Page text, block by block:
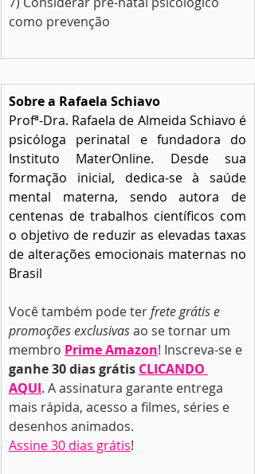
como prevenção
Sobre a Rafaela Schiavo
Profª-Dra. Rafaela de Almeida Schiavo é
psicóloga perinatal e fundadora do
Instituto MaterOnline. Desde sua
formação inicial, dedica-se à saúde
mental materna, sendo autora de
centenas de trabalhos científicos com
o objetivo de reduzir as elevadas taxas
de alterações emocionais maternas no
Brasil
Você também pode ter frete grátis e
promoções exclusivas ao se tornar um
membro Prime Amazon! Inscreva-se e
ganhe 30 dias grátis CLICANDO
AQUI. A assinatura garante entrega
mais rápida, acesso a filmes, séries e
desenhos animados.
Assine 30 dias grátis!